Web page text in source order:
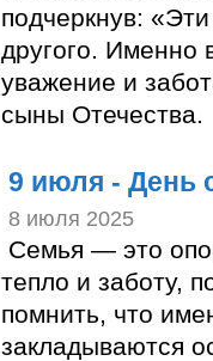
подчеркнув:
другого. Именно
уважение и
сыны Отечества.
9 июля - День
8 июля 2025
Семья — это
тепло и заботу,
помнить, что
закладываются